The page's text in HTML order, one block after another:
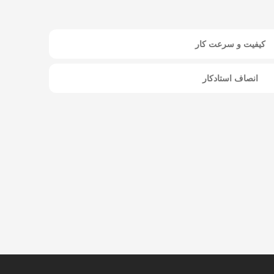
کیفیت و سرعت کار
انصاف استادکار